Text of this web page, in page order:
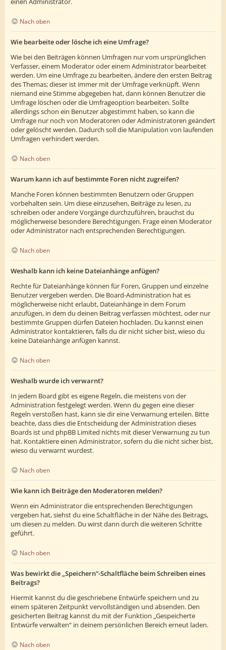
Nach oben
Wie bearbeite oder lösche ich eine Umfrage?
Wie bei den Beiträgen können Umfragen nur vom ursprünglichen
Verfasser, einem Moderator oder einem Administrator bearbeitet
werden. Um eine Umfrage zu bearbeiten, ändere den ersten Beitrag
des Themas; dieser ist immer mit der Umfrage verknüpft. Wenn
niemand eine Stimme abgegeben hat, dann können Benutzer die
Umfrage löschen oder die Umfrageoption bearbeiten. Sollte
allerdings schon ein Benutzer abgestimmt haben, so kann die
Umfrage nur noch von Moderatoren oder Administratoren geändert
oder gelöscht werden. Dadurch soll die Manipulation von laufenden
Umfragen verhindert werden.
Nach oben
Warum kann ich auf bestimmte Foren nicht zugreifen?
Manche Foren können bestimmten Benutzern oder Gruppen
vorbehalten sein. Um diese einzusehen, Beiträge zu lesen, zu
schreiben oder andere Vorgänge durchzuführen, brauchst du
möglicherweise besondere Berechtigungen. Frage einen Moderator
oder Administrator nach entsprechenden Berechtigungen.
Nach oben
Weshalb kann ich keine Dateianhänge anfügen?
Rechte für Dateianhänge können für Foren, Gruppen und einzelne
Benutzer vergeben werden. Die Board-Administration hat es
möglicherweise nicht erlaubt, Dateianhänge in dem Forum
anzufügen, in dem du deinen Beitrag verfassen möchtest, oder nur
bestimmte Gruppen dürfen Dateien hochladen. Du kannst einen
Administrator kontaktieren, falls du dir nicht sicher bist, wieso du
keine Dateianhänge anfügen kannst.
Nach oben
Weshalb wurde ich verwarnt?
In jedem Board gibt es eigene Regeln, die meistens von der
Administration festgelegt werden. Wenn du gegen eine dieser
Regeln verstoßen hast, kann sie dir eine Verwarnung erteilen. Bitte
beachte, dass dies die Entscheidung der Administration dieses
Boards ist und phpBB Limited nichts mit dieser Verwarnung zu tun
hat. Kontaktiere einen Administrator, sofern du die nicht sicher bist,
wieso du verwarnt wurdest.
Nach oben
Wie kann ich Beiträge den Moderatoren melden?
Wenn ein Administrator die entsprechenden Berechtigungen
vergeben hat, siehst du eine Schaltfläche in der Nähe des Beitrags,
um diesen zu melden. Du wirst dann durch die weiteren Schritte
geführt.
Nach oben
Was bewirkt die „Speichern“-Schaltfläche beim Schreiben eines
Beitrags?
Hiermit kannst du die geschriebene Entwürfe speichern und zu
einem späteren Zeitpunkt vervollständigen und absenden. Den
gesicherten Beitrag kannst du mit der Funktion „Gespeicherte
Entwürfe verwalten“ in deinem persönlichen Bereich erneut laden.
Nach oben